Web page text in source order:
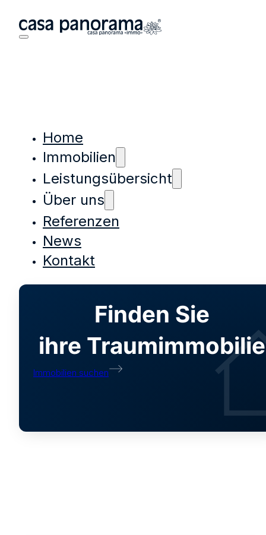
Home
Immobilien
Leistungsübersicht
Über uns
Referenzen
News
Kontakt
Finden Sie
ihre Traumimmobilie
Immobilien suchen